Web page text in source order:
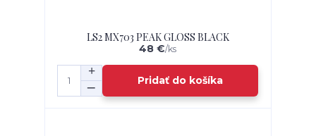
LS2 MX703 PEAK GLOSS BLACK
48 €/ks
Pridať do košíka